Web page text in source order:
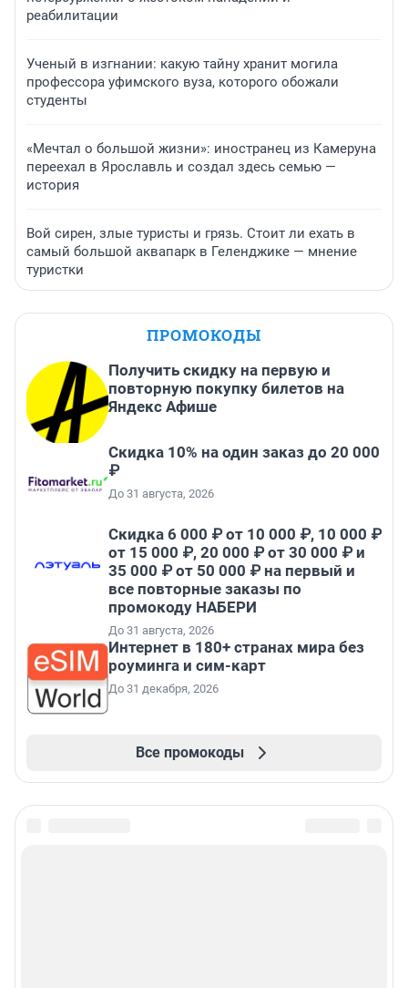
реабилитации
Ученый в изгнании: какую тайну хранит могила
профессора уфимского вуза, которого обожали
студенты
«Мечтал о большой жизни»: иностранец из Камеруна
переехал в Ярославль и создал здесь семью —
история
Вой сирен, злые туристы и грязь. Стоит ли ехать в
самый большой аквапарк в Геленджике — мнение
туристки
ПРОМОКОДЫ
Получить скидку на первую и
повторную покупку билетов на
Яндекс Афише
Скидка 10% на один заказ до 20 000
₽
До 31 августа, 2026
Скидка 6 000 ₽ от 10 000 ₽, 10 000 ₽
от 15 000 ₽, 20 000 ₽ от 30 000 ₽ и
35 000 ₽ от 50 000 ₽ на первый и
все повторные заказы по
промокоду НАБЕРИ
До 31 августа, 2026
Интернет в 180+ странах мира без
роуминга и сим-карт
До 31 декабря, 2026
Все промокоды